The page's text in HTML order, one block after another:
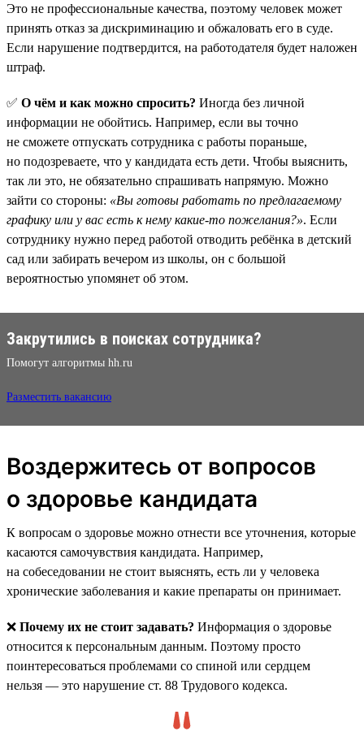
Это не профессиональные качества, поэтому человек может
принять отказ за дискриминацию и обжаловать его в суде.
Если нарушение подтвердится, на работодателя будет наложен
штраф.
✅ О чём и как можно спросить? Иногда без личной
информации не обойтись. Например, если вы точно
не сможете отпускать сотрудника с работы пораньше,
но подозреваете, что у кандидата есть дети. Чтобы выяснить,
так ли это, не обязательно спрашивать напрямую. Можно
зайти со стороны: «Вы готовы работать по предлагаемому
графику или у вас есть к нему какие-то пожелания?». Если
сотруднику нужно перед работой отводить ребёнка в детский
сад или забирать вечером из школы, он с большой
вероятностью упомянет об этом.
Закрутились в поисках сотрудника?
Помогут алгоритмы hh.ru
Разместить вакансию
Воздержитесь от вопросов
о здоровье кандидата
К вопросам о здоровье можно отнести все уточнения, которые
касаются самочувствия кандидата. Например,
на собеседовании не стоит выяснять, есть ли у человека
хронические заболевания и какие препараты он принимает.
❌ Почему их не стоит задавать? Информация о здоровье
относится к персональным данным. Поэтому просто
поинтересоваться проблемами со спиной или сердцем
нельзя — это нарушение ст. 88 Трудового кодекса.